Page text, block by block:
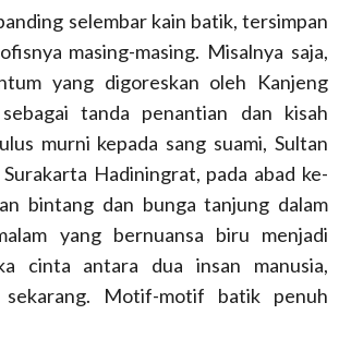
selembar kain batik, tersimpan
masing-masing. Misalnya saja,
yang digoreskan oleh Kanjeng
tanda penantian dan kisah
murni kepada sang suami, Sultan
Hadiningrat, pada abad ke-
bintang dan bunga tanjung dalam
yang bernuansa biru menjadi
cinta antara dua insan manusia,
sekarang. Motif-motif batik penuh